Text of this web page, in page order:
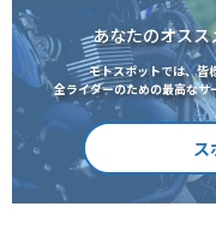
あなたのオス
モトスポットでは、皆
全ライダーのための最高なサ